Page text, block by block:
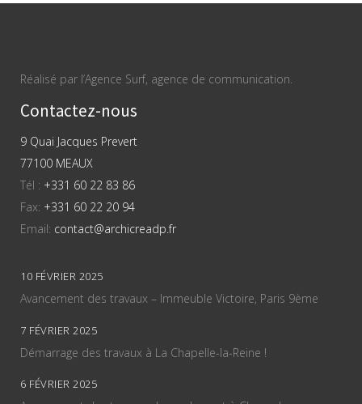
Réalisé par l’Agence Surf, agence de communication.
Contactez-nous
9 Quai Jacques Prevert
77100 MEAUX
Tél : +331 60 22 83 86
Fax: +331 60 22 20 94
Email: contact@archicreadp.fr
10 FÉVRIER 2025
Avancement des travaux – Immeuble Victoire, Paris 9ème
7 FÉVRIER 2025
Démarrage des travaux à La Chapelle-la-Reine !
6 FÉVRIER 2025